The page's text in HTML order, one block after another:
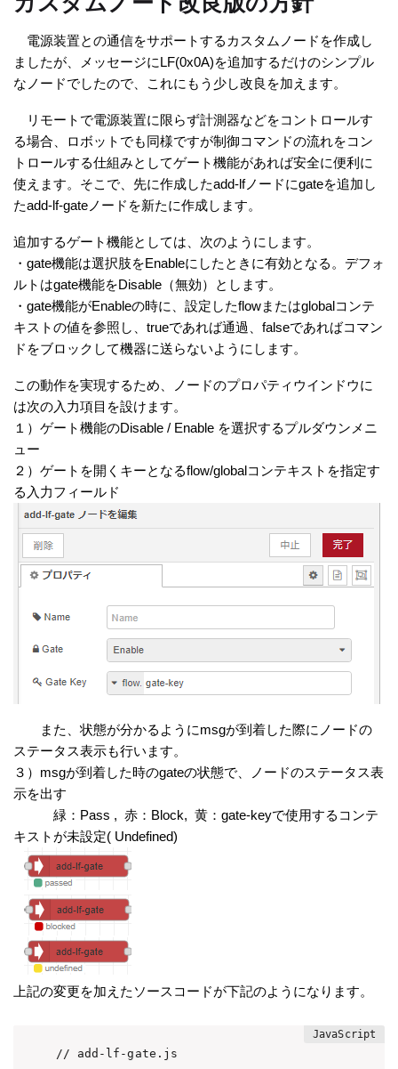
電源装置との通信をサポートするカスタムノードを作成し
ましたが、メッセージにLF(0x0A)を追加するだけのシンプル
なノードでしたので、これにもう少し改良を加えます。
リモートで電源装置に限らず計測器などをコントロールす
る場合、ロボットでも同様ですが制御コマンドの流れをコン
トロールする仕組みとしてゲート機能があれば安全に便利に
使えます。そこで、先に作成したadd-lfノードにgateを追加し
たadd-lf-gateノードを新たに作成します。
追加するゲート機能としては、次のようにします。
・gate機能は選択肢をEnableにしたときに有効となる。デフォ
ルトはgate機能をDisable（無効）とします。
・gate機能がEnableの時に、設定したflowまたはglobalコンテ
キストの値を参照し、trueであれば通過、falseであればコマン
ドをブロックして機器に送らないようにします。
この動作を実現するため、ノードのプロパティウインドウに
は次の入力項目を設けます。
１）ゲート機能のDisable / Enable を選択するプルダウンメニ
ュー
２）ゲートを開くキーとなるflow/globalコンテキストを指定す
る入力フィールド
また、状態が分かるようにmsgが到着した際にノードの
ステータス表示も行います。
３）msgが到着した時のgateの状態で、ノードのステータス表
示を出す
緑：Pass , 赤：Block, 黄：gate-keyで使用するコンテ
キストが未設定( Undefined)
上記の変更を加えたソースコードが下記のようになります。
// add-lf-gate.js